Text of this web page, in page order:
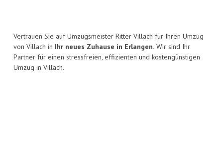
Vertrauen Sie auf Umzugsmeister Ritter Villach für Ihren Umzug
von Villach in Ihr neues Zuhause in Erlangen. Wir sind Ihr
Partner für einen stressfreien, effizienten und kostengünstigen
Umzug in Villach.